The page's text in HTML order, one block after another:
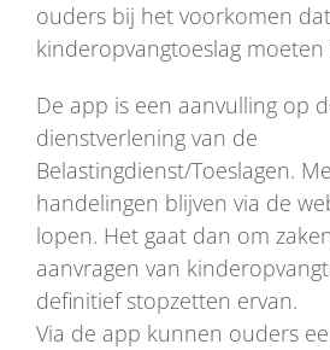
ouders bij het voorkomen
kinderopvangtoeslag
De app is een aanvulling op
dienstverlening van de
Belastingdienst/Toeslagen.
handelingen blijven via de
lopen. Het gaat dan om
aanvragen van
definitief stopzetten ervan.
Via de app kunnen ouders